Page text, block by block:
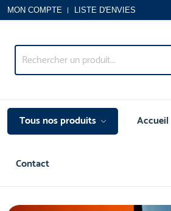
MON COMPTE LISTE D'ENVIES
Tous nos produits Accueil
Contact